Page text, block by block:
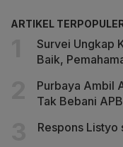
ARTIKEL
Survei Ungkap
Baik,
Purbaya Ambil
Tak Bebani
Respons Listyo